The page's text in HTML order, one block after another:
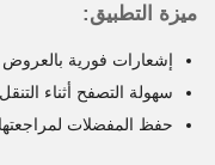
ميزة التطبيق:
إشعارات فورية
سهولة التصفح أثناء التنقل
حفظ المفضلات